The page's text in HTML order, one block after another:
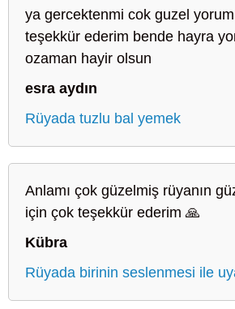
ya gercektenmi cok guzel
teşekkür ederim bende hayra
ozaman hayir olsun
esra aydın
Rüyada tuzlu bal yemek
Anlamı çok güzelmiş rüyanın
için çok teşekkür ederim 🙏
Kübra
Rüyada birinin seslenmesi ile